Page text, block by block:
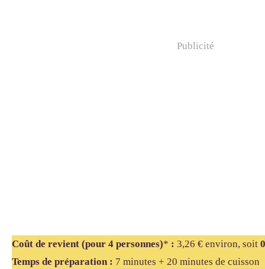
Publicité
Coût de revient (pour 4 personnes)* : 3,26 € environ, soit
Temps de préparation : 7 minutes + 20 minutes de cuisson